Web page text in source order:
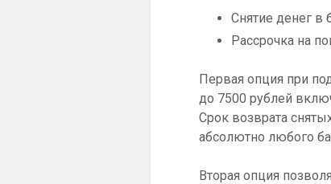
Снятие денег в
Рассрочка на
Первая опция при
до 7500 рублей
Срок возврата
абсолютно любого
Вторая опция